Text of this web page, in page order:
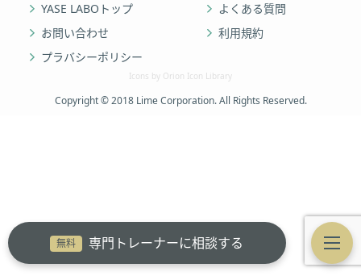
無料 専門トレーナーに相談する
YASE LABOトップ
よくある質問
お問い合わせ
利用規約
プラバシーポリシー
Icons by Orion Icon Library
Copyright © 2018 Lime Corporation. All Rights Reserved.